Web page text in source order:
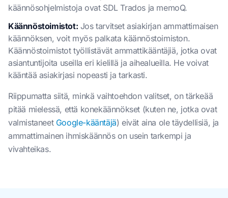
käännösohjelmistoja ovat SDL Trados ja memoQ.
Käännöstoimistot: Jos tarvitset asiakirjan ammattimaisen
käännöksen, voit myös palkata käännöstoimiston.
Käännöstoimistot työllistävät ammattikääntäjiä, jotka ovat
asiantuntijoita useilla eri kielillä ja aihealueilla. He voivat
kääntää asiakirjasi nopeasti ja tarkasti.
Riippumatta siitä, minkä vaihtoehdon valitset, on tärkeää
pitää mielessä, että konekäännökset (kuten ne, jotka ovat
valmistaneet Google-kääntäjä) eivät aina ole täydellisiä, ja
ammattimainen ihmiskäännös on usein tarkempi ja
vivahteikas.